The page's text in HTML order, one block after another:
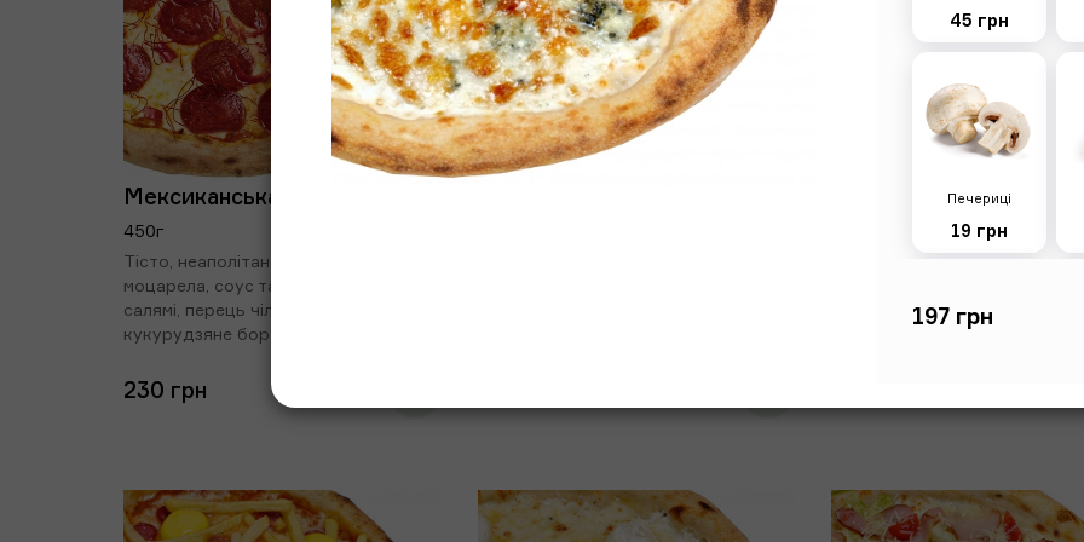
45 грн
Печериці
19 грн
Курка смажена
197 грн
Мексиканська
450г
Тісто, неаполітанський соус, сир
моцарела, соус табаско, гостре
салямі, перець чілі, нитки чилі,
кукурудзяне борошно
230 грн
ароматна олійка, кукурудзяне